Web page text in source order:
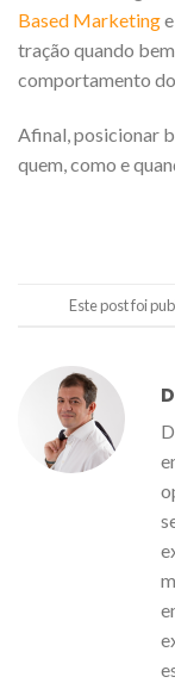
Based Marketinge
tração quando
comportamento
Afinal, posicionar
quem, como e
Este post foi